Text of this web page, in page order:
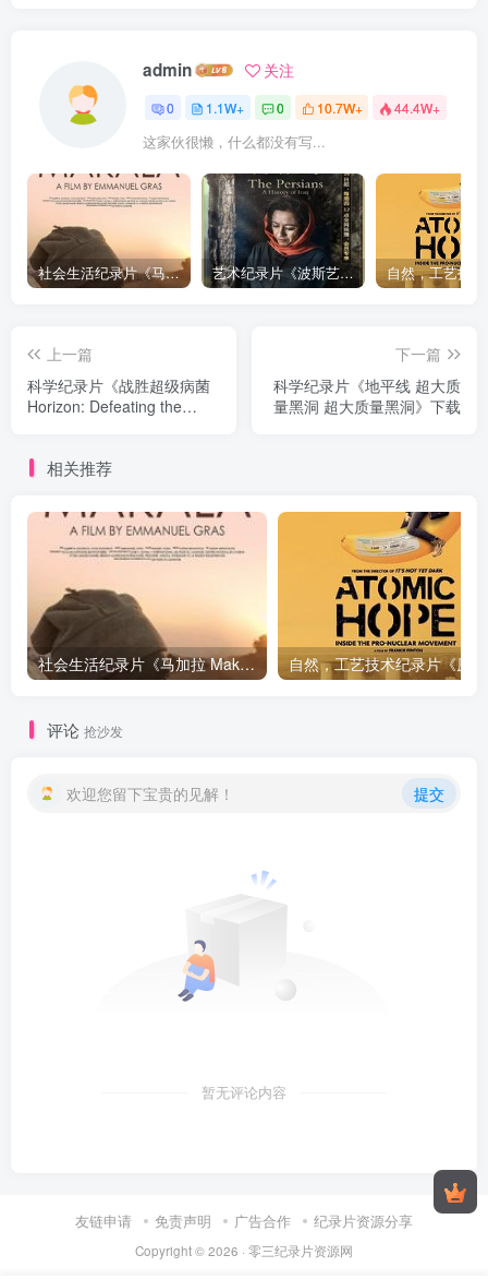
admin 关注
0 1.1W+ 0 10.7W+ 44.4W+
这家伙很懒，什么都没有写...
社会生活纪录片《马加拉 Makala》下载 艺术纪录片《波斯艺术 Art of Persia》下载
上一篇
科学纪录片《战胜超级病菌
Horizon: Defeating the
下一篇
科学纪录片《地平线 超大质
量黑洞 超大质量黑洞》下载
相关推荐
社会生活纪录片《马加拉 Makala》下载
评论 抢沙发
欢迎您留下宝贵的见解！ 提交
暂无评论内容
友链申请 免责声明 广告合作 纪录片资源分享
Copyright © 2026 · 零三纪录片资源网